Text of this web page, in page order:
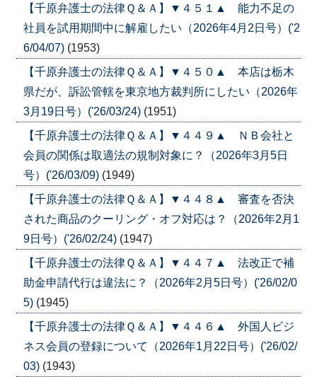
【千原弁護士の法律Ｑ＆Ａ】▼４５１▲ 能力不足の
社員を試用期間中に解雇したい（2026年4月2日号）('2
6/04/07) (1953)
【千原弁護士の法律Ｑ＆Ａ】▼４５０▲ 本店は栃木
県だが、訴訟管轄を東京地方裁判所にしたい（2026年
3月19日号）('26/03/24) (1951)
【千原弁護士の法律Ｑ＆Ａ】▼４４９▲ ＮＢ会社と
会員の関係は取適法の規制対象に？（2026年3月5日
号）('26/03/09) (1949)
【千原弁護士の法律Ｑ＆Ａ】▼４４８▲ 審査を否決
された商品のクーリング・オフ対応は？（2026年2月1
9日号）('26/02/24) (1947)
【千原弁護士の法律Ｑ＆Ａ】▼４４７▲ 法改正で補
助金申請代行は違法に？（2026年2月5日号）('26/02/0
5) (1945)
【千原弁護士の法律Ｑ＆Ａ】▼４４６▲ 外国人ビジ
ネス会員の登録について（2026年1月22日号）('26/02/
03) (1943)